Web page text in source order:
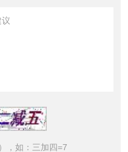
，如：三加四=7